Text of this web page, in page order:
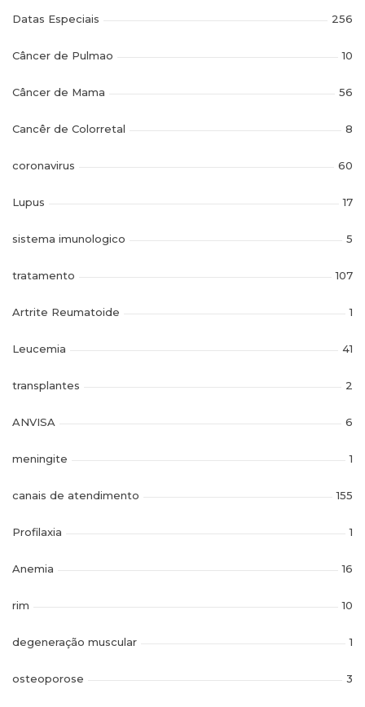
Datas Especiais 256
Câncer de Pulmao 10
Câncer de Mama 56
Cancêr de Colorretal 8
coronavirus 60
Lupus 17
sistema imunologico 5
tratamento 107
Artrite Reumatoide 1
Leucemia 41
transplantes 2
ANVISA 6
meningite 1
canais de atendimento 155
Profilaxia 1
Anemia 16
rim 10
degeneração muscular 1
osteoporose 3